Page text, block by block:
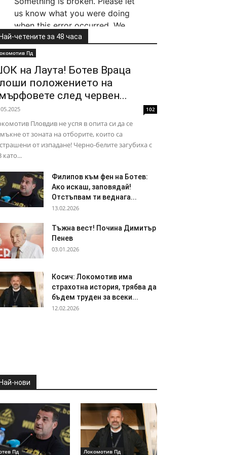
четените за 48 часа
Пд
на Лаута! Ботев Враца
положението на
след червен...
102
Пловдив не успя в опита си да се
от зоната на отборите, които са
от изпадане! Черно-белите загубиха с
като...
Филипов към фен на Ботев:
Ако искаш, заповядай!
Отстъпвам ти веднага...
13.02.2026
Тъжна вест! Почина Димитър
Пенев
03.01.2026
Косич: Локомотив има
страхотна история, трябва да
бъдем труден за всеки...
12.02.2026
нови
Пд Локомотив Пд